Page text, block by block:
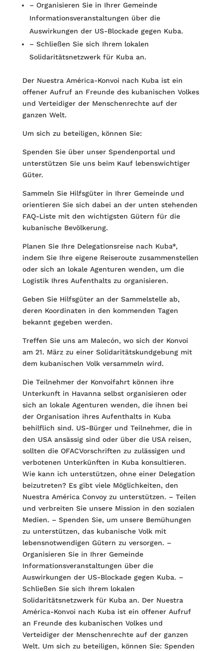
– Organisieren Sie in Ihrer Gemeinde
Informationsveranstaltungen über die
Auswirkungen der US-Blockade gegen Kuba.
– Schließen Sie sich Ihrem lokalen
Solidaritätsnetzwerk für Kuba an.
Der Nuestra América-Konvoi nach Kuba ist ein
offener Aufruf an Freunde des kubanischen Volkes
und Verteidiger der Menschenrechte auf der
ganzen Welt.
Um sich zu beteiligen, können Sie:
Spenden Sie über unser Spendenportal und
unterstützen Sie uns beim Kauf lebenswichtiger
Güter.
Sammeln Sie Hilfsgüter in Ihrer Gemeinde und
orientieren Sie sich dabei an der unten stehenden
FAQ-Liste mit den wichtigsten Gütern für die
kubanische Bevölkerung.
Planen Sie Ihre Delegationsreise nach Kuba*,
indem Sie Ihre eigene Reiseroute zusammenstellen
oder sich an lokale Agenturen wenden, um die
Logistik Ihres Aufenthalts zu organisieren.
Geben Sie Hilfsgüter an der Sammelstelle ab,
deren Koordinaten in den kommenden Tagen
bekannt gegeben werden.
Treffen Sie uns am Malecón, wo sich der Konvoi
am 21. März zu einer Solidaritätskundgebung mit
dem kubanischen Volk versammeln wird.
Die Teilnehmer der Konvoifahrt können ihre
Unterkunft in Havanna selbst organisieren oder
sich an lokale Agenturen wenden, die ihnen bei
der Orga­nisation ihres Aufenthalts in Kuba
behilflich sind. US-Bürger und Teilnehmer, die in
den USA ansässig sind oder über die USA reisen,
sollten die OFAC­Vorschriften zu zulässigen und
verbotenen Unterkünften in Kuba konsultieren.
Wie kann ich unterstützen, ohne einer Delegation
beizutreten? Es gibt viele Möglichkeiten, den
Nuestra América Convoy zu unterstützen. – Teilen
und verbreiten Sie unsere Mission in den sozialen
Medien. – Spenden Sie, um unsere Bemühungen
zu unterstützen, das kubanische Volk mit
lebensnotwendigen Gütern zu versorgen. –
Organisieren Sie in Ihrer Gemeinde
Informationsveranstaltungen über die
Auswirkungen der US-Blockade gegen Kuba. –
Schließen Sie sich Ihrem lokalen
Solidaritätsnetzwerk für Kuba an. Der Nuestra
América-Konvoi nach Kuba ist ein offener Aufruf
an Freunde des kubanischen Volkes und
Verteidiger der Menschenrechte auf der ganzen
Welt. Um sich zu beteiligen, können Sie: Spenden